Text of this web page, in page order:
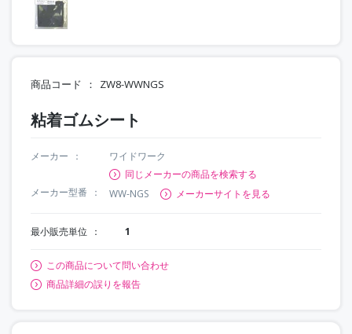
商品コード ZW8-WWNGS
粘着ゴムシート
メーカー
ワイドワーク
同じメーカーの商品を検索する
メーカー型番
WW-NGS メーカーサイトを見る
最小販売単位 1
この商品について問い合わせ
商品詳細の誤りを報告